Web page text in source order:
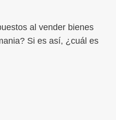
al vender bienes
Si es así, ¿cuál es